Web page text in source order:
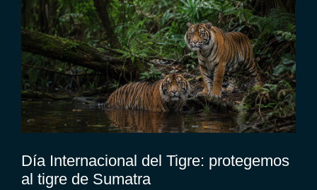
Día Internacional del Tigre: protegemos
al tigre de Sumatra